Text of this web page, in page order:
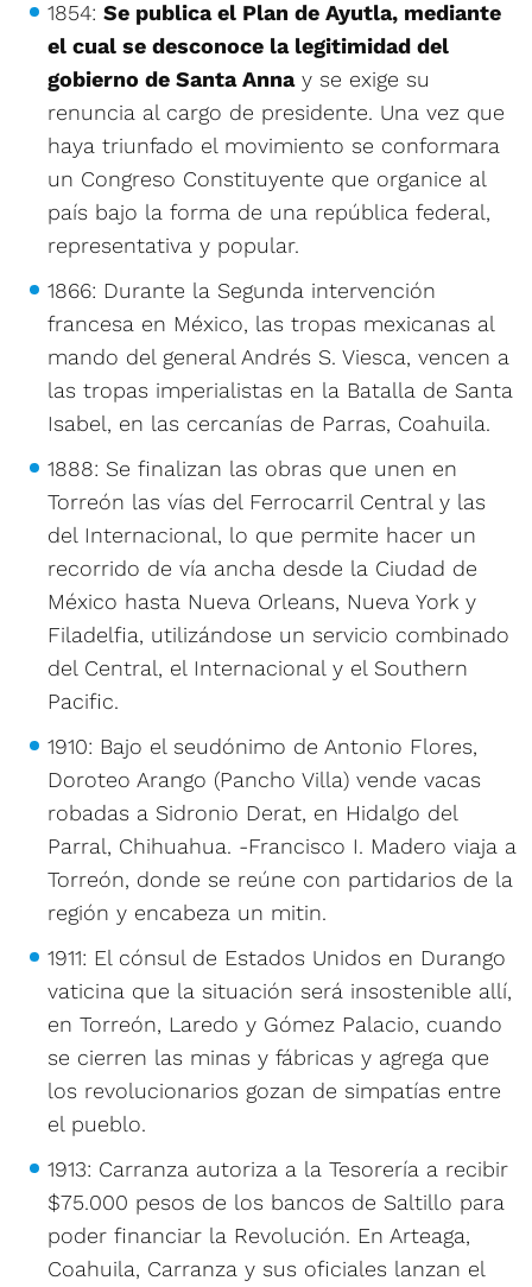
1854: Se publica el Plan de Ayutla, mediante
el cual se desconoce la legitimidad del
gobierno de Santa Annay se exige su
renuncia al cargo de presidente. Una vez que
haya triunfado el movimiento se conformara
un Congreso Constituyente que organice al
país bajo la forma de una república federal,
representativa y popular.
1866: Durante la Segunda intervención
francesa en México, las tropas mexicanas al
mando del general Andrés S. Viesca, vencen a
las tropas imperialistas en la Batalla de Santa
Isabel, en las cercanías de Parras, Coahuila.
1888: Se finalizan las obras que unen en
Torreón las vías del Ferrocarril Central y las
del Internacional, lo que permite hacer un
recorrido de vía ancha desde la Ciudad de
México hasta Nueva Orleans, Nueva York y
Filadelfia, utilizándose un servicio combinado
del Central, el Internacional y el Southern
Pacific.
1910: Bajo el seudónimo de Antonio Flores,
Doroteo Arango (Pancho Villa) vende vacas
robadas a Sidronio Derat, en Hidalgo del
Parral, Chihuahua. -Francisco I. Madero viaja a
Torreón, donde se reúne con partidarios de la
región y encabeza un mitin.
1911: El cónsul de Estados Unidos en Durango
vaticina que la situación será insostenible allí,
en Torreón, Laredo y Gómez Palacio, cuando
se cierren las minas y fábricas y agrega que
los revolucionarios gozan de simpatías entre
el pueblo.
1913: Carranza autoriza a la Tesorería a recibir
$75.000 pesos de los bancos de Saltillo para
poder financiar la Revolución. En Arteaga,
Coahuila, Carranza y sus oficiales lanzan el